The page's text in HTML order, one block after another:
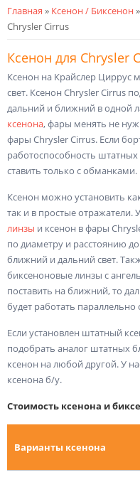
Вы здесь
Главная » Ксенон / Биксенон»
Chrysler Cirrus
Ксенон для Chrysler
Ксенон на Крайслер Циррус
свет. Ксенон Chrysler Cirrus
дальний и ближний в одной
ксенона, фары менять не
фары Chrysler Cirrus. Если
работоспособность
ставить только с обманками.
Ксенон можно установить
так и в простые отражатели.
линзы и ксенон в фары
по диаметру и расстоянию
ближний и дальний свет.
биксеноновые линзы с
поставить на ближний, то
будет работать
Если установлен штатный
подобрать аналог штатных
ксенон на любой другой. У
ксенона б/у.
Стоимость ксенона и
Варианты ксенона